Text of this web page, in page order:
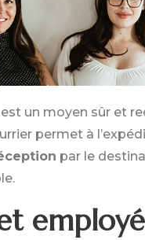
est un moyen sûr et
permet à
par le
employé